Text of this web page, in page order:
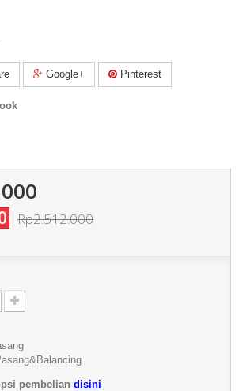
Google+ Pinterest
Rp2.512.000
pembelian disini